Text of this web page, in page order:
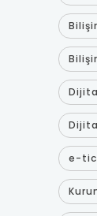
e-